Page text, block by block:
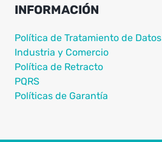
INFORMACIÓN
Política de Tratamiento de Datos
Industria y Comercio
Política de Retracto
PQRS
Políticas de Garantía